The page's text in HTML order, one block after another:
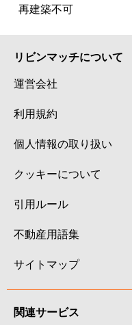
再建築不可
リビンマッチについて
運営会社
利用規約
個人情報の取り扱い
クッキーについて
引用ルール
不動産用語集
サイトマップ
関連サービス